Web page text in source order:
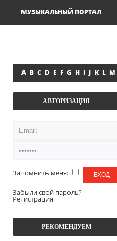
МУЗЫКАЛЬНЫЙ ПОРТАЛ
A B C D E F G H I J K L M
АВТОРИЗАЦИЯ
Запомнить меня:
Забыли свой пароль?
Регистрация
РЕКОМЕНДУЕМ